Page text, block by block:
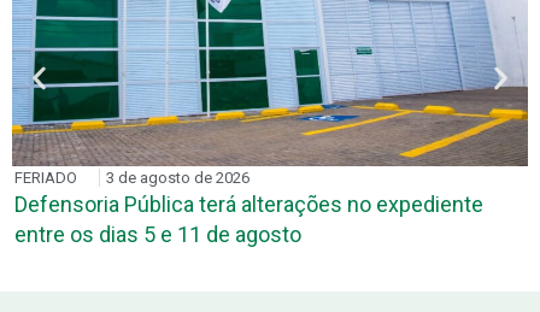
FERIADO 3 de agosto de 2026
Defensoria Pública terá alterações no expediente
entre os dias 5 e 11 de agosto